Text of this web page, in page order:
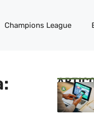
Champions League